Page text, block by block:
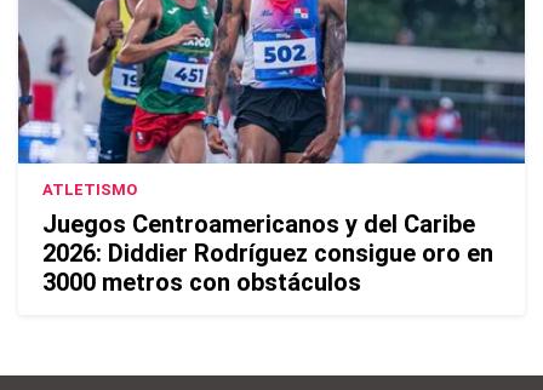
ATLETISMO
Juegos Centroamericanos y del Caribe
2026: Diddier Rodríguez consigue oro en
3000 metros con obstáculos